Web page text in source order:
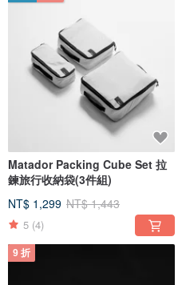
Matador Packing Cube Set 拉
鍊旅行收納袋(3件組)
NT$ 1,299 NT$ 1,443
5 (4)
9 折